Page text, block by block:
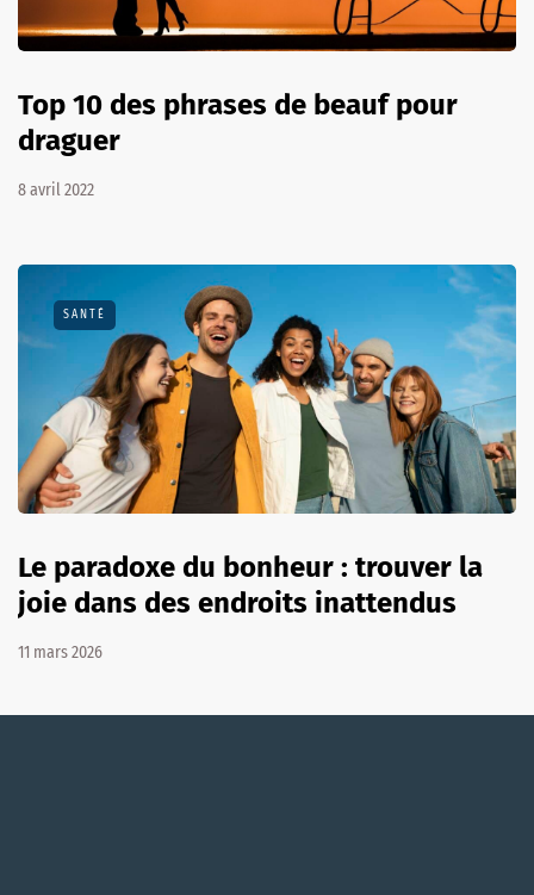
Top 10 des phrases de beauf pour
draguer
8 avril 2022
SANTÉ
Le paradoxe du bonheur : trouver la
joie dans des endroits inattendus
11 mars 2026